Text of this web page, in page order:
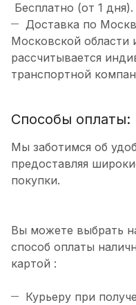
Бесплатно (от 1 дня).
Доставка по
Московской области
рассчитывается
транспортной
Способы оплаты:
Мы заботимся об
предоставляя
покупки.
Вы можете выбрать
способ оплаты
картой :
Курьеру при